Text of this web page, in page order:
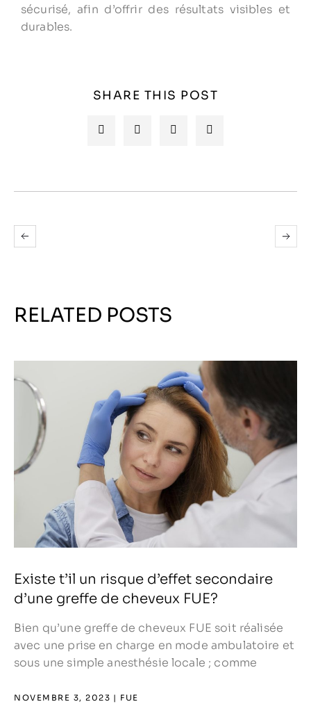
sécurisé, afin d’offrir des résultats visibles et
durables.
SHARE THIS POST
RELATED POSTS
Existe t’il un risque d’effet secondaire
d’une greffe de cheveux FUE?
Bien qu’une greffe de cheveux FUE soit réalisée
avec une prise en charge en mode ambulatoire et
sous une simple anesthésie locale ; comme
NOVEMBRE 3, 2023 FUE